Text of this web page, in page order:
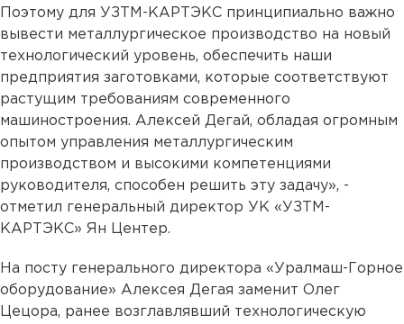
Поэтому для УЗТМ-КАРТЭКС принципиально важно
вывести металлургическое производство на новый
технологический уровень, обеспечить наши
предприятия заготовками, которые соответствуют
растущим требованиям современного
машиностроения. Алексей Дегай, обладая огромным
опытом управления металлургическим
производством и высокими компетенциями
руководителя, способен решить эту задачу», -
отметил генеральный директор УК «УЗТМ-
КАРТЭКС» Ян Центер.
На посту генерального директора «Уралмаш-Горное
оборудование» Алексея Дегая заменит Олег
Цецора, ранее возглавлявший технологическую